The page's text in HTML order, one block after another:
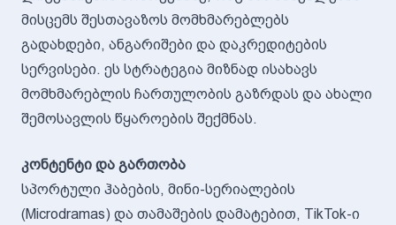
მისცემს შესთავაზოს მომხმარებლებს
გადახდები, ანგარიშები და დაკრედიტების
სერვისები. ეს სტრატეგია მიზნად ისახავს
მომხმარებლის ჩართულობის გაზრდას და ახალი
შემოსავლის წყაროების შექმნას.
კონტენტი და გართობა
სპორტული ჰაბების, მინი-სერიალების
(Microdramas) და თამაშების დამატებით, TikTok-ი